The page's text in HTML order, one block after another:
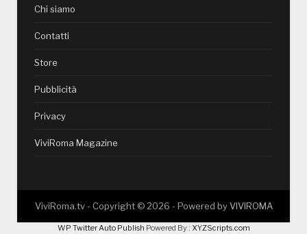
Chi siamo
Contatti
Store
Pubblicità
Privacy
ViviRoma Magazine
ViviRoma.tv - Copyright © 2026 - Powered byVIVIROMA
WP Twitter Auto Publish Powered By : XYZScripts.com